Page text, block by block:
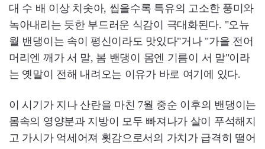
대 수 배 이상 치솟아, 씹을수록 특유의 고소한 풍미와
녹아내리는 듯한 부드러운 식감이 극대화된다. "오뉴
월 밴댕이는 속이 평신이라도 맛있다"거나 "가을 전어
머리엔 깨가 서 말, 봄 밴댕이 몸엔 기름이 서 말"이라
는 옛말이 전해 내려오는 이유가 바로 여기에 있다.
이 시기가 지나 산란을 마친 7월 중순 이후의 밴댕이는
몸속의 영양분과 지방이 모두 빠져나가 살이 푸석해지
고 가시가 억세어져 횟감으로서의 가치가 급격히 떨어